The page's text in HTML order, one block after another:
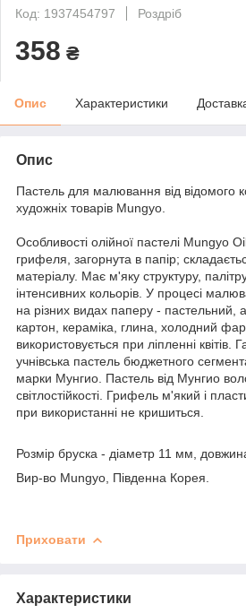
Код: 1937454797
Роздріб
358 ₴
Опис Характеристики
Опис
Пастель для малювання від відомого
художніх товарів Mungyo.
Особливості олійної пастелі Mungyo
грифеля, загорнута в папір;
матеріалу. Має м'яку структуру,
інтенсивних кольорів. У процесі
на різних видах паперу - пастельний,
картон, кераміка, глина, холодний
використовується при ліпленні квітів.
учнівська пастель бюджетного
марки Мунгио. Пастель від Мунгио
світлостійкості. Грифель м'який і
при використанні не кришиться.
Розмір бруска - діаметр 11 мм,
Вир-во Mungyo, Південна Корея.
Приховати
Характеристики